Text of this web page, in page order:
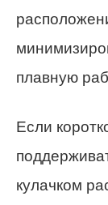
плавную
Если
кулачком